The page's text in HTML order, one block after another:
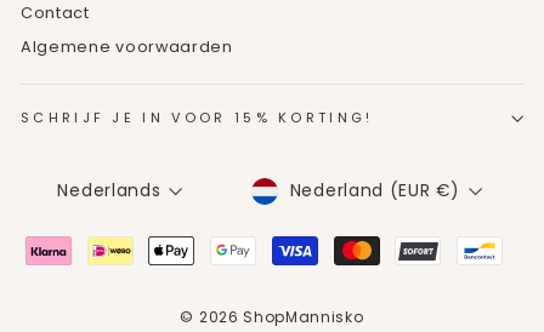
Contact
Algemene voorwaarden
SCHRIJF JE IN VOOR 15% KORTING!
TAAL
Nederlands MUNTEENHEID
Nederland (EUR €)
© 2026 ShopMannisko